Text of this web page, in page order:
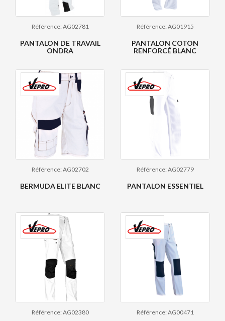
Référence: AG02781
PANTALON DE TRAVAIL
ONDRA
Référence: AG01915
PANTALON COTON
RENFORCÉ BLANC
Référence: AG02702
BERMUDA ELITE BLANC
Référence: AG02779
PANTALON ESSENTIEL
Référence: AG02380 Référence: AG00471